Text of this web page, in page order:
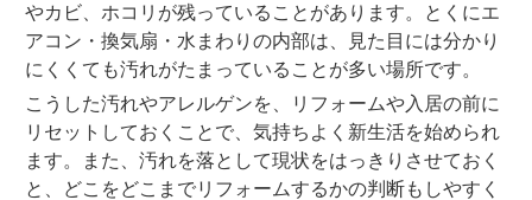
やカビ、ホコリが残っていることがあります。とくにエ
アコン・換気扇・水まわりの内部は、見た目には分かり
にくくても汚れがたまっていることが多い場所です。
こうした汚れやアレルゲンを、リフォームや入居の前に
リセットしておくことで、気持ちよく新生活を始められ
ます。また、汚れを落として現状をはっきりさせておく
と、どこをどこまでリフォームするかの判断もしやすく